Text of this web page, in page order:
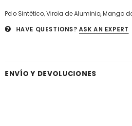
Pelo Sintético, Virola de Aluminio, Mango
HAVE QUESTIONS? ASK AN EXPERT
ENVÍO Y DEVOLUCIONES